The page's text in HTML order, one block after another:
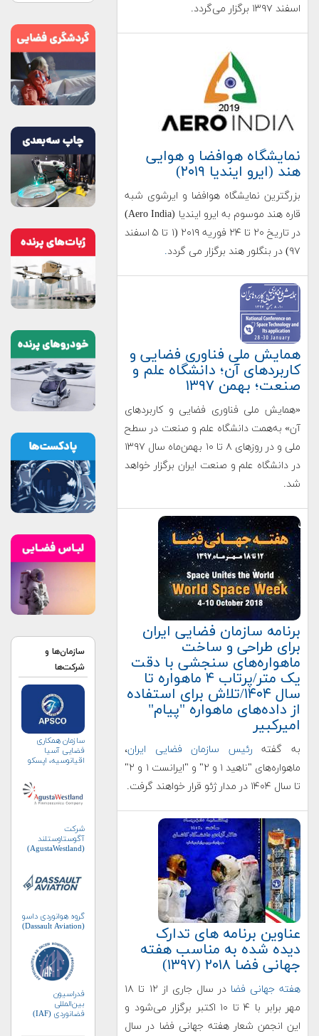
اسفند ۱۳۹۷ برگزار می‌گردد.
نمایشگاه هوافضا و هوایی
هند (ایرو ایندیا ۲۰۱۹)
بزرگترین نمایشگاه هوافضا و ایرشوی شبه
قاره هند موسوم به ایرو ایندیا (Aero India)
در تاریخ ۲۰ تا ۲۴ فوریه ۲۰۱۹ (۱ تا ۵ اسفند
۹۷) در بنگلور هند برگزار می گردد
.
همایش ملی فناوری فضایی و
کاربردهای آن؛ دانشگاه علم و
صنعت؛ بهمن ۱۳۹۷
«همایش ملی فناوری فضایی و کاربردهای
آن» به‌همت دانشگاه علم و صنعت در سطح
ملی و در روزهای ۸ تا ۱۰ بهمن‌ماه سال ۱۳۹۷
در دانشگاه علم و صنعت ایران برگزار خواهد
شد.
برنامه سازمان فضایی ایران
برای طراحی و ساخت
ماهواره‌های سنجشی با دقت
یک متر/پرتاب ۴ ماهواره تا
سال ۱۴۰۴/تلاش برای استفاده
از داده‌های ماهواره "پیام"
امیرکبیر
به گفته رئیس سازمان فضایی ایران،
ماهواره‌های "ناهید ۱ و ۲" و "ایرانست ۱ و ۲"
تا سال ۱۴۰۴ در مدار ژئو قرار خواهند گرفت.
عناوین برنامه های تدارک
دیده شده به مناسب هفته
جهانی فضا ۲۰۱۸ (۱۳۹۷)
هفته جهانی فضا
در سال جاری از ۱۲ تا ۱۸
مهر برابر با ۴ تا ۱۰ اکتبر برگزار می‌شود و
این انجمن شعار هفته جهانی فضا در سال
سازمان‌ها و
شرکت‌ها
سازمان همکاری
فضایی آسیا
اقیانوسیه، اپسکو
شرکت
آگوستاوستلند
(AgustaWestland)
گروه هوانوردی داسو
(Dassault Aviation)
فدراسیون
بین‌المللی
فضانوردی (IAF)